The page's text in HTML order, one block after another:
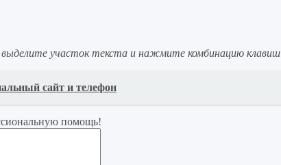
участок текста и нажмите комбинацию клавиш
сайт и телефон
помощь!